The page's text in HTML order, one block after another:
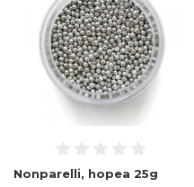
Nonparelli, hopea 25g